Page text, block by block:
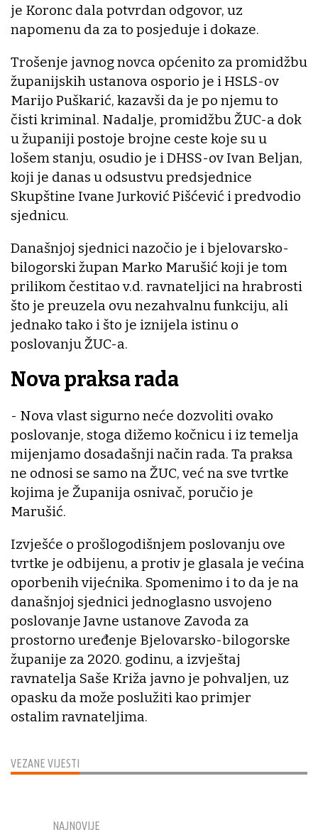
VEZANE VIJESTI
je Koronc dala potvrdan odgovor, uz
napomenu da za to posjeduje i dokaze.
Trošenje javnog novca općenito za promidžbu
županijskih ustanova osporio je i HSLS-ov
Marijo Puškarić, kazavši da je po njemu to
čisti kriminal. Nadalje, promidžbu ŽUC-a dok
u županiji postoje brojne ceste koje su u
lošem stanju, osudio je i DHSS-ov Ivan Beljan,
koji je danas u odsustvu predsjednice
Skupštine Ivane Jurković Pišćević i predvodio
sjednicu.
Današnjoj sjednici nazočio je i bjelovarsko-
bilogorski župan Marko Marušić koji je tom
prilikom čestitao v.d. ravnateljici na hrabrosti
što je preuzela ovu nezahvalnu funkciju, ali
jednako tako i što je iznijela istinu o
poslovanju ŽUC-a.
Nova praksa rada
- Nova vlast sigurno neće dozvoliti ovako
poslovanje, stoga dižemo kočnicu i iz temelja
mijenjamo dosadašnji način rada. Ta praksa
ne odnosi se samo na ŽUC, već na sve tvrtke
kojima je Županija osnivač, poručio je
Marušić.
Izvješće o prošlogodišnjem poslovanju ove
tvrtke je odbijenu, a protiv je glasala je većina
oporbenih vijećnika. Spomenimo i to da je na
današnjoj sjednici jednoglasno usvojeno
poslovanje Javne ustanove Zavoda za
prostorno uređenje Bjelovarsko-bilogorske
županije za 2020. godinu, a izvještaj
ravnatelja Saše Križa javno je pohvaljen, uz
opasku da može poslužiti kao primjer
ostalim ravnateljima.
NAJNOVIJE